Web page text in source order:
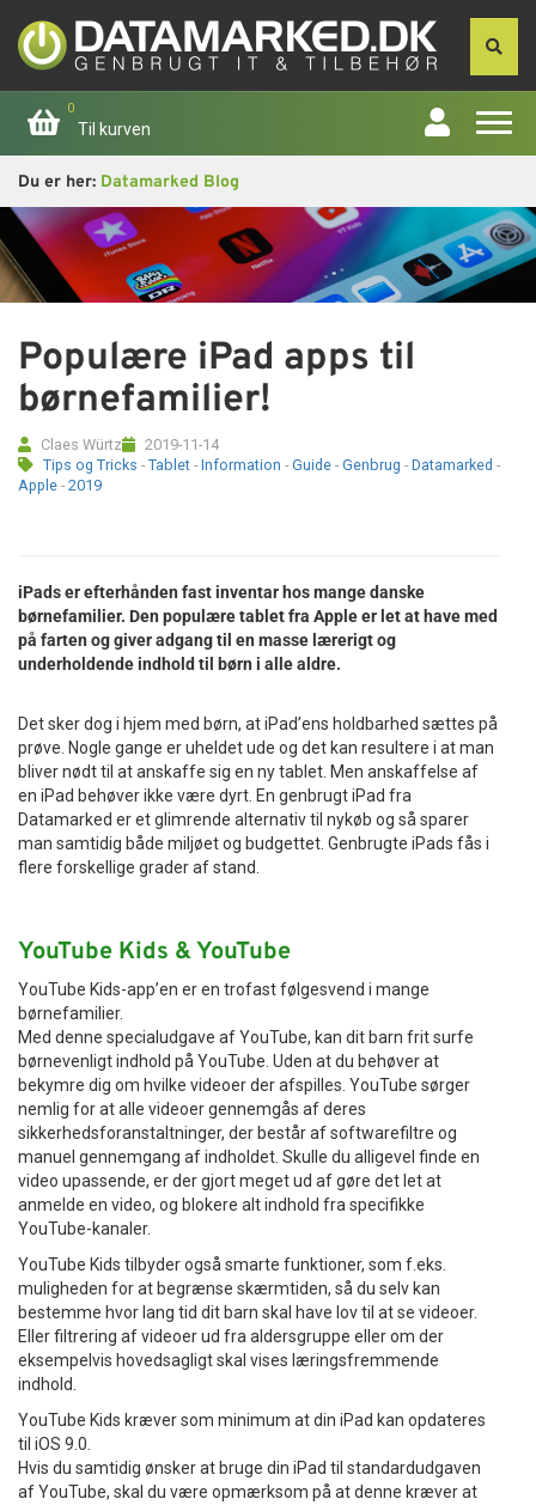
0
Til kurven
Apple
Skærme
Smartphone
Reparationer og RMA
B2B-Opkøb
>>BACK-2-SCHOOL<<
Log ind
Du er her: Datamarked Blog
Populære iPad apps til
børnefamilier!
Claes Würtz
2019-11-14
Tips og Tricks - Tablet - Information - Guide - Genbrug - Datamarked -
Apple - 2019
iPads er efterhånden fast inventar hos mange danske
børnefamilier. Den populære tablet fra Apple er let at have med
på farten og giver adgang til en masse lærerigt og
underholdende indhold til børn i alle aldre.
Det sker dog i hjem med børn, at iPad’ens holdbarhed sættes på
prøve. Nogle gange er uheldet ude og det kan resultere i at man
bliver nødt til at anskaffe sig en ny tablet. Men anskaffelse af
en iPad behøver ikke være dyrt. En genbrugt iPad fra
Datamarked er et glimrende alternativ til nykøb og så sparer
man samtidig både miljøet og budgettet. Genbrugte iPads fås i
flere forskellige grader af stand.
YouTube Kids & YouTube
YouTube Kids-app’en er en trofast følgesvend i mange
børnefamilier.
Med denne specialudgave af YouTube, kan dit barn frit surfe
børnevenligt indhold på YouTube. Uden at du behøver at
bekymre dig om hvilke videoer der afspilles. YouTube sørger
nemlig for at alle videoer gennemgås af deres
sikkerhedsforanstaltninger, der består af softwarefiltre og
manuel gennemgang af indholdet. Skulle du alligevel finde en
video upassende, er der gjort meget ud af gøre det let at
anmelde en video, og blokere alt indhold fra specifikke
YouTube-kanaler.
YouTube Kids tilbyder også smarte funktioner, som f.eks.
muligheden for at begrænse skærmtiden, så du selv kan
bestemme hvor lang tid dit barn skal have lov til at se videoer.
Eller filtrering af videoer ud fra aldersgruppe eller om der
eksempelvis hovedsagligt skal vises læringsfremmende
indhold.
YouTube Kids kræver som minimum at din iPad kan opdateres
til iOS 9.0.
Hvis du samtidig ønsker at bruge din iPad til standardudgaven
af YouTube, skal du være opmærksom på at denne kræver at